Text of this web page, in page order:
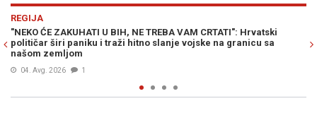
sa
SVJESNA PROVOKACIJA PREDSJEDNIKA SRBIJE: Vučić
naziv entiteta, a ime države prešutio (VIDEO)